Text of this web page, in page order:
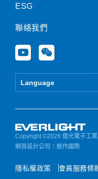
ESG
聯絡我們
Y
o
u
e
W
e
i
Language
Copyright ©2026 億光電子工
網頁設計公司 ：振作國際
隱私權政策 會員服務條